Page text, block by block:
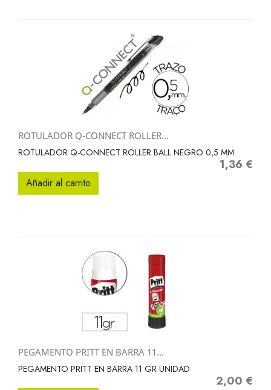
ROTULADOR Q-CONNECT ROLLER...
ROTULADOR Q-CONNECT ROLLER BALL NEGRO 0,5 MM
Precio
1,36 €
Añadir al carrito
PEGAMENTO PRITT EN BARRA 11...
PEGAMENTO PRITT EN BARRA 11 GR UNIDAD
Precio
2,00 €